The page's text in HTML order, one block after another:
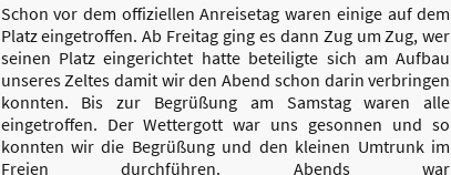
Schon vor dem offiziellen Anreisetag waren einige auf dem
Platz eingetroffen. Ab Freitag ging es dann Zug um Zug, wer
seinen Platz eingerichtet hatte beteiligte sich am Aufbau
unseres Zeltes damit wir den Abend schon darin verbringen
konnten. Bis zur Begrüßung am Samstag waren alle
eingetroffen. Der Wettergott war uns gesonnen und so
konnten wir die Begrüßung und den kleinen Umtrunk im
Freien durchführen. Abends war